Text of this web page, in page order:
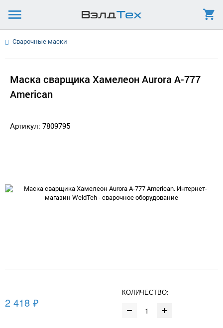
Сварочные маски
Маска сварщика Хамелеон Aurora A-777
American
Артикул: 7809795
2 418 ₽
КОЛИЧЕСТВО: